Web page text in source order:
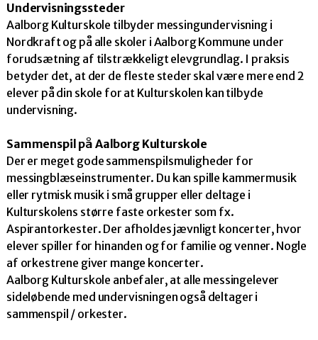
Undervisningssteder
Aalborg Kulturskole tilbyder messingundervisning i
Nordkraft og på alle skoler i Aalborg Kommune under
forudsætning af tilstrækkeligt elevgrundlag. I praksis
betyder det, at der de fleste steder skal være mere end 2
elever på din skole for at Kulturskolen kan tilbyde
undervisning.
Sammenspil på Aalborg Kulturskole
Der er meget gode sammenspilsmuligheder for
messingblæseinstrumenter. Du kan spille kammermusik
eller rytmisk musik i små grupper eller deltage i
Kulturskolens større faste orkester som fx.
Aspirantorkester. Der afholdes jævnligt koncerter, hvor
elever spiller for hinanden og for familie og venner. Nogle
af orkestrene giver mange koncerter.
Aalborg Kulturskole anbefaler, at alle messingelever
sideløbende med undervisningen også deltager i
sammenspil / orkester.